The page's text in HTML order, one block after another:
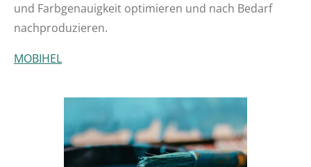
und Farbgenauigkeit optimieren und nach Bedarf
nachproduzieren.
MOBIHEL